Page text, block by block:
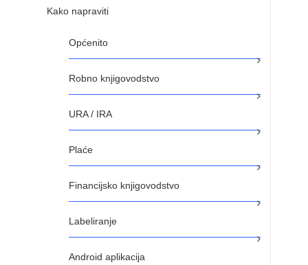
Kako napraviti
Općenito
Robno knjigovodstvo
URA / IRA
Plaće
Financijsko knjigovodstvo
Labeliranje
Android aplikacija